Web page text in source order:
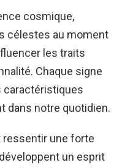
cosmique,
célestes au moment
les traits
Chaque signe
caractéristiques
dans notre quotidien.
ressentir une forte
un esprit